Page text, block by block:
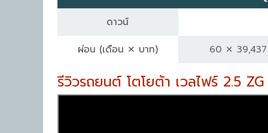
ดาวน์
ผ่อน (เดือน ✕ บาท) 60 ✕ 39,437
รีวิวรถยนต์ โตโยต้า เวลไฟร์ 2.5